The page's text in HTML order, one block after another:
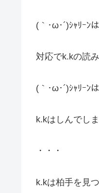
(｀･ω･´)ｼｬﾘｰﾝ
対応でk.kの読
(｀･ω･´)ｼｬﾘｰﾝ
k.kはしんでし
・・・
k.kは柏手を見つ